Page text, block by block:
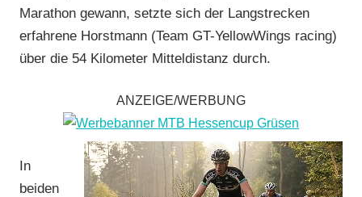
RSG
Gießen
und
Gießen-
Kleinlinden,
Vereine
Marathon gewann, setzte sich der Langstrecken
erfahrene Horstmann (Team GT-YellowWings racing)
über die 54 Kilometer Mitteldistanz durch.
ANZEIGE/WERBUNG
In
beiden